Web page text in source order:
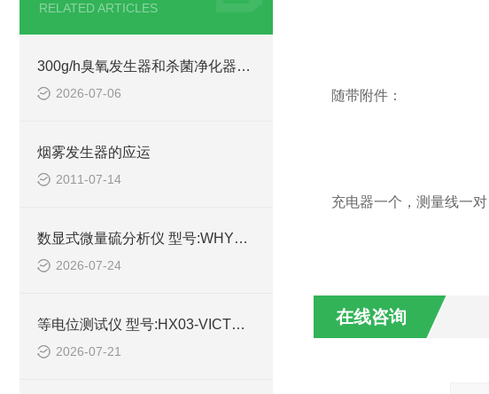
RELATED ARTICLES
300g/h臭氧发生器和杀菌净化器型号:RQ-300
2026-07-06
烟雾发生器的应运
2011-07-14
数显式微量硫分析仪 型号:WHY32-ZXHY-03库号：M414767的技术参数
2026-07-24
等电位测试仪 型号:HX03-VICTOR 3700B库号：M414707的技术介绍
2026-07-21
随带附件：
充电器一个，测量线一
在线咨询